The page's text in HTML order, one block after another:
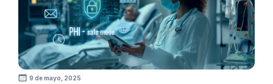
9 de mayo, 2025